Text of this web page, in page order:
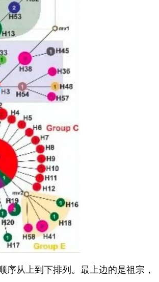
序从上到下排列。最上边的是祖宗，